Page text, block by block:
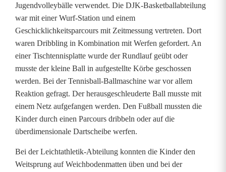
e
r
D
J
K
w
a
w
Jugendvolleybälle verwendet. Die DJK-Basketballabteilung
war mit einer Wurf-Station und einem
Geschicklichkeitsparcours mit Zeitmessung vertreten. Dort
waren Dribbling in Kombination mit Werfen gefordert. An
einer Tischtennisplatte wurde der Rundlauf geübt oder
musste der kleine Ball in aufgestellte Körbe geschossen
werden. Bei der Tennisball-Ballmaschine war vor allem
Reaktion gefragt. Der herausgeschleuderte Ball musste mit
einem Netz aufgefangen werden. Den Fußball mussten die
Kinder durch einen Parcours dribbeln oder auf die
überdimensionale Dartscheibe werfen.
Bei der Leichtathletik-Abteilung konnten die Kinder den
Weitsprung auf Weichbodenmatten üben und bei der